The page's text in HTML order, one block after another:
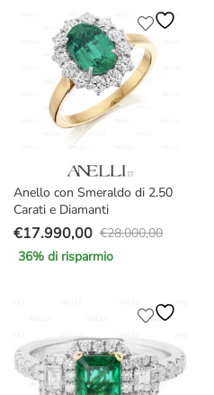
€30.000,00.
€12.770,00.
Anello con Smeraldo di 2.50
Carati e Diamanti
€28.000,00
Il
prezzo
€28.000,00.
€17.990,00
Il
prezzo
€17.990,00.
36% di risparmio